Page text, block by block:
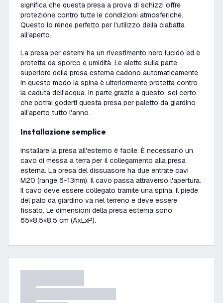
significa che questa presa a prova di schizzi offre
protezione contro tutte le condizioni atmosferiche.
Questo lo rende perfetto per l'utilizzo della ciabatta
all'aperto.
La presa per esterni ha un rivestimento nero lucido ed è
protetta da sporco e umidità. Le alette sulla parte
superiore della presa esterna cadono automaticamente.
In questo modo la spina è ulteriormente protetta contro
la caduta dell'acqua. In parte grazie a questo, sei certo
che potrai goderti questa presa per paletto da giardino
all'aperto tutto l'anno.
Installazione semplice
Installare la presa all'esterno è facile. È necessario un
cavo di messa a terra per il collegamento alla presa
esterna. La presa del dissuasore ha due entrate cavi
M20 (range 6-13mm). Il cavo passa attraverso l'apertura.
Il cavo deve essere collegato tramite una spina. Il piede
del palo da giardino va nel terreno e deve essere
fissato. Le dimensioni della presa esterna sono
65×8,5×8,5 cm (AxLxP).